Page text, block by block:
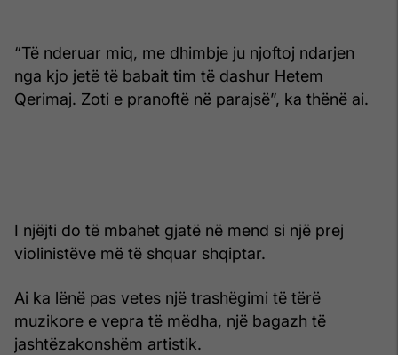
“Të nderuar miq, me dhimbje ju njoftoj ndarjen
nga kjo jetë të babait tim të dashur Hetem
Qerimaj. Zoti e pranoftë në parajsë”, ka thënë ai.
I njëjti do të mbahet gjatë në mend si një prej
violinistëve më të shquar shqiptar.
Ai ka lënë pas vetes një trashëgimi të tërë
muzikore e vepra të mëdha, një bagazh të
jashtëzakonshëm artistik.